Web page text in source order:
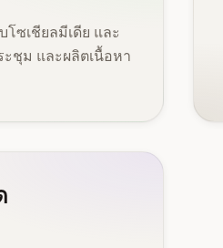
ซเชียลมีเดีย และ
ชุม และผลิตเนื้อหา